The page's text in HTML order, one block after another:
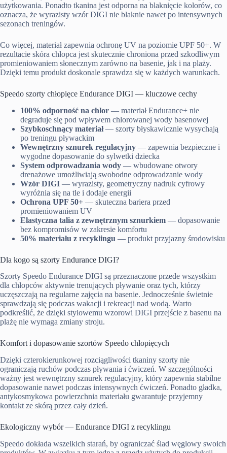
użytkowania. Ponadto tkanina jest odporna na blaknięcie kolorów, co
oznacza, że wyrazisty wzór DIGI nie blaknie nawet po intensywnych
sezonach treningów.
Co więcej, materiał zapewnia ochronę UV na poziomie UPF 50+. W
rezultacie skóra chłopca jest skutecznie chroniona przed szkodliwym
promieniowaniem słonecznym zarówno na basenie, jak i na plaży.
Dzięki temu produkt doskonale sprawdza się w każdych warunkach.
Speedo szorty chłopięce Endurance DIGI — kluczowe cechy
100% odporność na chlor — materiał Endurance+ nie
degraduje się pod wpływem chlorowanej wody basenowej
Szybkoschnący materiał— szorty błyskawicznie wysychają
po treningu pływackim
Wewnętrzny sznurek regulacyjny — zapewnia bezpieczne i
wygodne dopasowanie do sylwetki dziecka
System odprowadzania wody — wbudowane otwory
drenażowe umożliwiają swobodne odprowadzanie wody
Wzór DIGI — wyrazisty, geometryczny nadruk cyfrowy
wyróżnia się na tle i dodaje energii
Ochrona UPF 50+ — skuteczna bariera przed
promieniowaniem UV
Elastyczna talia z zewnętrznym sznurkiem — dopasowanie
bez kompromisów w zakresie komfortu
50% materiału z recyklingu — produkt przyjazny środowisku
Dla kogo są szorty Endurance DIGI?
Szorty Speedo Endurance DIGI są przeznaczone przede wszystkim
dla chłopców aktywnie trenujących pływanie oraz tych, którzy
uczęszczają na regularne zajęcia na basenie. Jednocześnie świetnie
sprawdzają się podczas wakacji i rekreacji nad wodą. Warto
podkreślić, że dzięki stylowemu wzorowi DIGI przejście z basenu na
plażę nie wymaga zmiany stroju.
Komfort i dopasowanie szortów Speedo chłopięcych
Dzięki czterokierunkowej rozciągliwości tkaniny szorty nie
ograniczają ruchów podczas pływania i ćwiczeń. W szczególności
ważny jest wewnętrzny sznurek regulacyjny, który zapewnia stabilne
dopasowanie nawet podczas intensywnych ćwiczeń. Ponadto gładka,
antykosmykowa powierzchnia materiału gwarantuje przyjemny
kontakt ze skórą przez cały dzień.
Ekologiczny wybór — Endurance DIGI z recyklingu
Speedo dokłada wszelkich starań, by ograniczać ślad węglowy swoich